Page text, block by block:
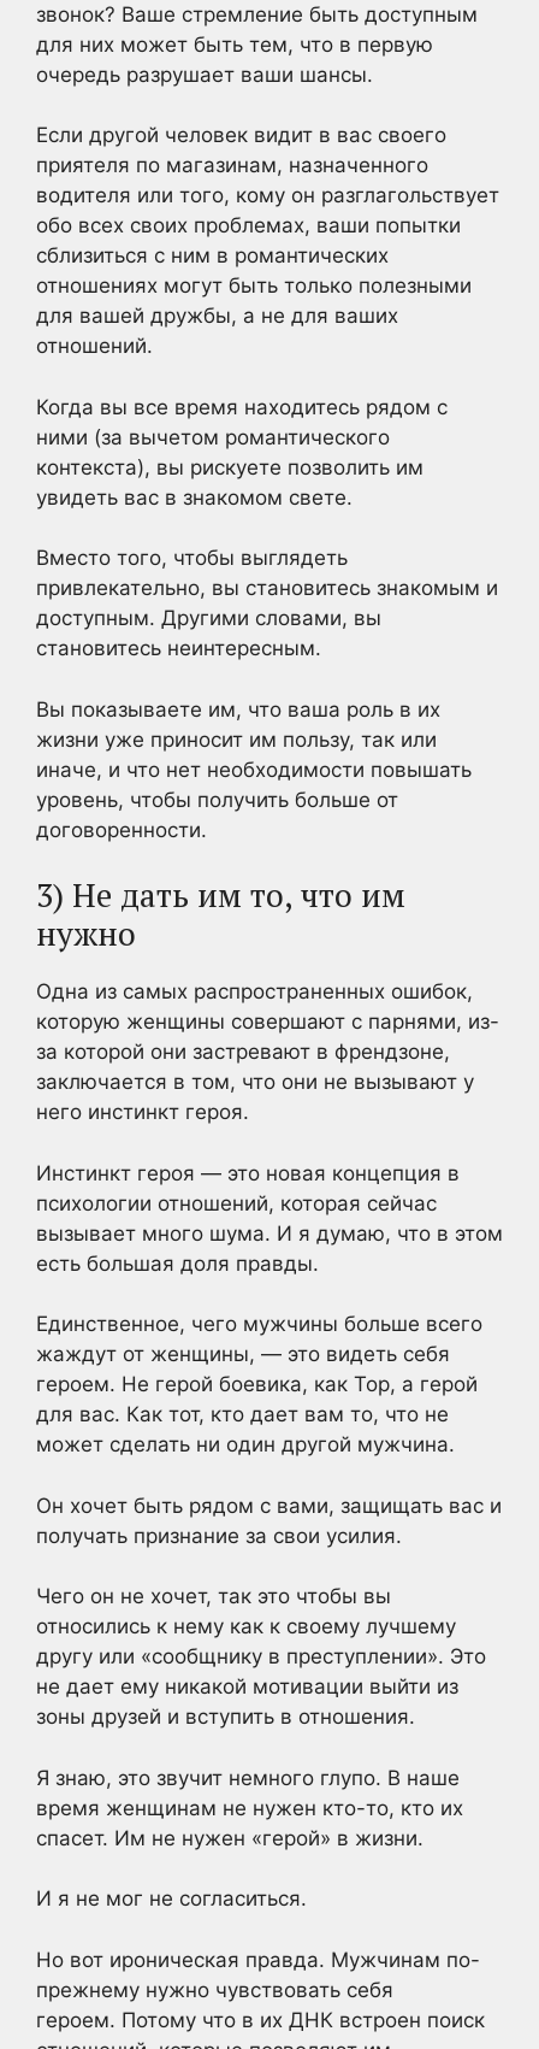
звонок? Ваше стремление быть доступным
для них может быть тем, что в первую
очередь разрушает ваши шансы.
Если другой человек видит в вас своего
приятеля по магазинам, назначенного
водителя или того, кому он разглагольствует
обо всех своих проблемах, ваши попытки
сблизиться с ним в романтических
отношениях могут быть только полезными
для вашей дружбы, а не для ваших
отношений.
Когда вы все время находитесь рядом с
ними (за вычетом романтического
контекста), вы рискуете позволить им
увидеть вас в знакомом свете.
Вместо того, чтобы выглядеть
привлекательно, вы становитесь знакомым и
доступным. Другими словами, вы
становитесь неинтересным.
Вы показываете им, что ваша роль в их
жизни уже приносит им пользу, так или
иначе, и что нет необходимости повышать
уровень, чтобы получить больше от
договоренности.
3) Не дать им то, что им
нужно
Одна из самых распространенных ошибок,
которую женщины совершают с парнями, из-
за которой они застревают в френдзоне,
заключается в том, что они не вызывают у
него инстинкт героя.
Инстинкт героя — это новая концепция в
психологии отношений, которая сейчас
вызывает много шума. И я думаю, что в этом
есть большая доля правды.
Единственное, чего мужчины больше всего
жаждут от женщины, — это видеть себя
героем. Не герой боевика, как Тор, а герой
для вас. Как тот, кто дает вам то, что не
может сделать ни один другой мужчина.
Он хочет быть рядом с вами, защищать вас и
получать признание за свои усилия.
Чего он не хочет, так это чтобы вы
относились к нему как к своему лучшему
другу или «сообщнику в преступлении». Это
не дает ему никакой мотивации выйти из
зоны друзей и вступить в отношения.
Я знаю, это звучит немного глупо. В наше
время женщинам не нужен кто-то, кто их
спасет. Им не нужен «герой» в жизни.
И я не мог не согласиться.
Но вот ироническая правда. Мужчинам по-
прежнему нужно чувствовать себя
героем. Потому что в их ДНК встроен поиск